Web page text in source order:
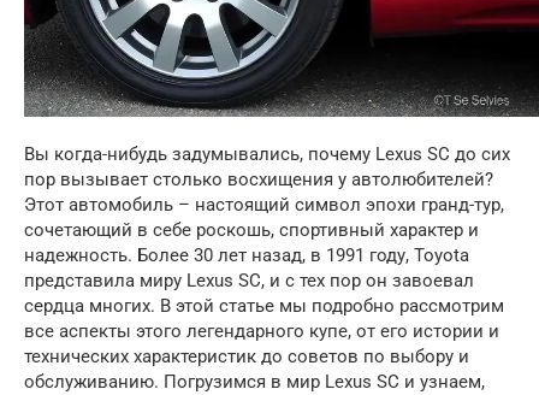
Вы когда-нибудь задумывались, почему Lexus SC до сих
пор вызывает столько восхищения у автолюбителей?
Этот автомобиль – настоящий символ эпохи гранд-тур,
сочетающий в себе роскошь, спортивный характер и
надежность. Более 30 лет назад, в 1991 году, Toyota
представила миру Lexus SC, и с тех пор он завоевал
сердца многих. В этой статье мы подробно рассмотрим
все аспекты этого легендарного купе, от его истории и
технических характеристик до советов по выбору и
обслуживанию. Погрузимся в мир Lexus SC и узнаем,